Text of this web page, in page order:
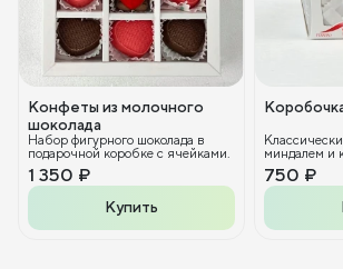
Конфеты из молочного
шоколада
Набор фигурного шоколада в
подарочной коробке с ячейками.
1 350 ₽
Купить
миндалем и
750 ₽